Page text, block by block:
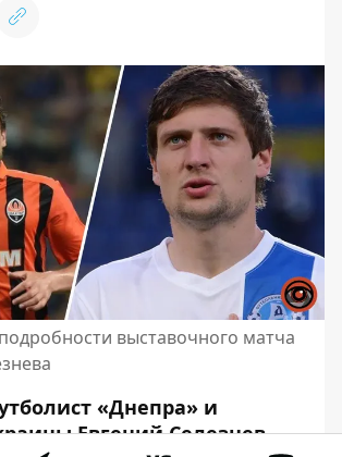
выставочного матча
«Днепра» и
Евгений Селезнев